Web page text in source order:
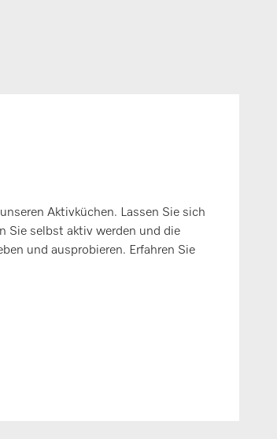
Aktivküchen. Lassen Sie sich
Sie selbst aktiv werden und die
und ausprobieren. Erfahren Sie